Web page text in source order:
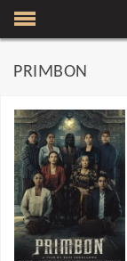
PRIMBON